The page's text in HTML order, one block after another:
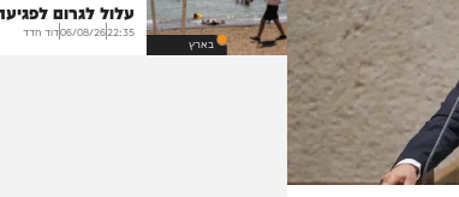
בעולם
22:05
06/08/26יצחק כהן